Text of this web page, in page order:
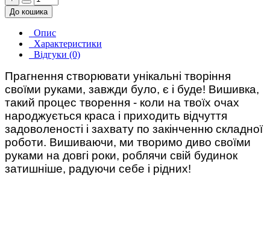
До кошика
Опис
Характеристики
Відгуки (0)
Прагнення створювати унікальні творіння
своїми руками, завжди було, є і буде! Вишивка,
такий процес творення - коли на твоїх очах
народжується краса і приходить відчуття
задоволеності і захвату по закінченню складної
роботи. Вишиваючи, ми творимо диво своїми
руками на довгі роки, роблячи свій будинок
затишніше, радуючи себе і рідних!